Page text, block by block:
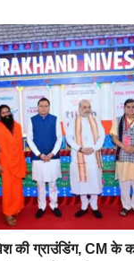
की ग्राउंडिंग, CM के